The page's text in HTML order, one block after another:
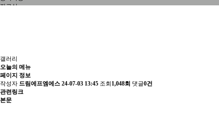
자료실
갤러리
오늘의 메뉴
페이지 정보
작성자 드림에프엠에스 24-07-03 13:45 조회 1,048회 댓글0건
관련링크
본문